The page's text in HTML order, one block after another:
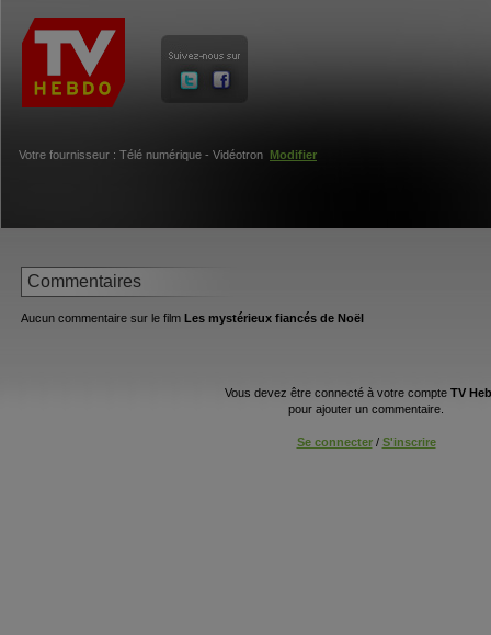
Votre fournisseur : Télé numérique - Vidéotron Modifier
Commentaires
Aucun commentaire sur le film Les mystérieux fiancés de Noël
Vous devez être connecté à votre compte TV
pour ajouter un commentaire.
Se connecter/ S'inscrire